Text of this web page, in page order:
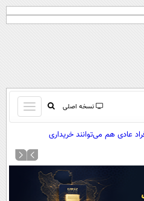
نسخه اصلی
باز
و
کردن
اول
آرشیو
عادی هم می‌توانند خریداری